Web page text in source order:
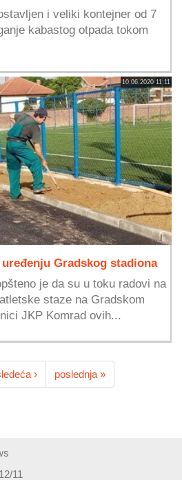
i veliki kontejner od 7
kabastog otpada tokom
10.06.2020 11:11
Gradskog stadiona
je da su u toku radovi na
staze na Gradskom
JKP Komrad ovih...
› poslednja »
11